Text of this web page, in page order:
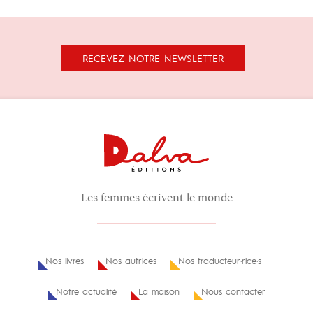
RECEVEZ NOTRE NEWSLETTER
Les femmes écrivent le monde
Nos livres Nos autrices Nos traducteur·rice·s
Notre actualité La maison Nous contacter